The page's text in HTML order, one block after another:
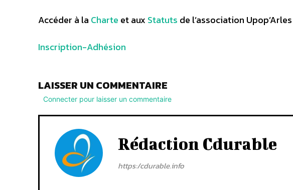
Accéder à la Charte et aux Statuts de l’association Upop’Arles
Inscription-Adhésion
LAISSER UN COMMENTAIRE
Connecter pour laisser un commentaire
Rédaction Cdurable
https:/cdurable.info